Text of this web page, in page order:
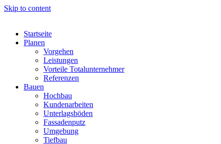
Skip to content
Startseite
Planen
Vorgehen
Leistungen
Vorteile Totalunternehmer
Referenzen
Bauen
Hochbau
Kundenarbeiten
Unterlagsböden
Fassadenputz
Umgebung
Tiefbau